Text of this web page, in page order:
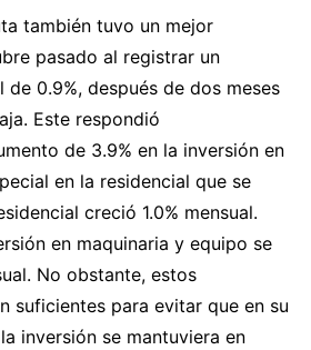
también tuvo un mejor
pasado al registrar un
de 0.9%, después de dos meses
Este respondió
de 3.9% en la inversión en
en la residencial que se
creció 1.0% mensual.
en maquinaria y equipo se
No obstante, estos
suficientes para evitar que en su
inversión se mantuviera en